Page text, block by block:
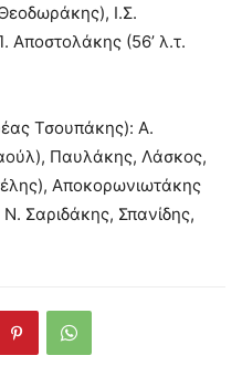
Ι.Σ.
Αποστολάκης (56’ λ.τ.
Τσουπάκης): Α.
Παυλάκης, Λάσκος,
Αποκορωνιωτάκης
Σαριδάκης, Σπανίδης,